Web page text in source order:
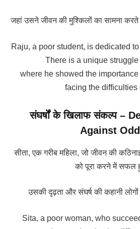
जहां उसने जीवन की मुश्किलों का सामना करते
Raju, a poor student, is dedicated
There is a unique struggle
where he showed the
facing the difficulties
संघर्षों के खिलाफ संकल्प –
Against
सीता, एक गरीब महिला, जो जीवन की
को पूरा करने में सफल
उसकी दृढ़ता और संघर्ष की कहानी लोगों
Sita, a poor woman, who